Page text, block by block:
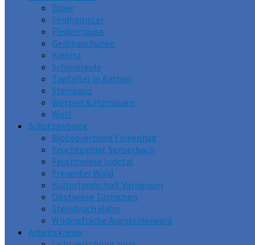
Biber
Feldhamster
Fledermäuse
Gelbbauchunke
Kiebitz
Schleiereule
Tagfalter in Aachen
Steinkauz
Wespen & Hornissen
Wolf
Schutzgebiete
Biotopverbund Finkenhag
Feuchtgebiet Senserbach
Feuchtwiese Indetal
Freyenter Wald
Kulturlandschaft Varnenum
Obstwiese Türmchen
Steinbruch Hahn
Wildnisfläche Augustinerwald
Arbeitskreise